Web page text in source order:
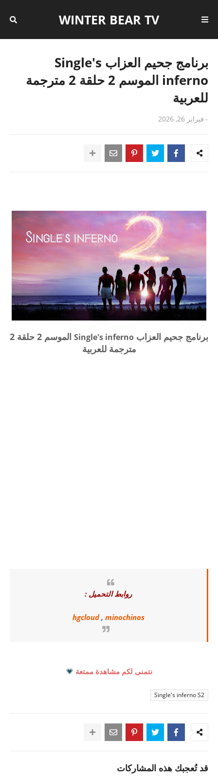
WINTER BEAR TV
برنامج جحيم العزاب Single's
inferno الموسم 2 حلقة 2 مترجمة
للعربية
- فبراير 26, 2026
برنامج جحيم العزاب Single's inferno
الموسم 2 حلقة 2
مترجمة للعربية
روابط التحميل :
hgcloud, minochinos
نتمنى لكم مشاهدة ممتعة 💗
Single's inferno S2
قد تُعجبك هذه المشاركات